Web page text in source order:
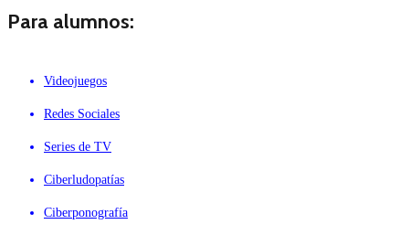
Para alumnos:
Videojuegos
Redes Sociales
Series de TV
Ciberludopatías
Ciberponografía